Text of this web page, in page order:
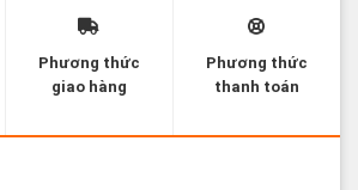
Phương thức
giao hàng
Phương thức
thanh toán